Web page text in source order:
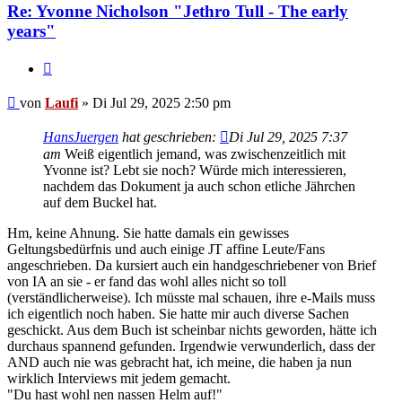
Re: Yvonne Nicholson "Jethro Tull - The early
years"
Beitrag
von Laufi » Di Jul 29, 2025 2:50 pm
HansJuergen hat geschrieben:
Di Jul 29, 2025 7:37
am Weiß eigentlich jemand, was zwischenzeitlich mit
Yvonne ist? Lebt sie noch? Würde mich interessieren,
nachdem das Dokument ja auch schon etliche Jährchen
auf dem Buckel hat.
Hm, keine Ahnung. Sie hatte damals ein gewisses
Geltungsbedürfnis und auch einige JT affine Leute/Fans
angeschrieben. Da kursiert auch ein handgeschriebener von Brief
von IA an sie - er fand das wohl alles nicht so toll
(verständlicherweise). Ich müsste mal schauen, ihre e-Mails muss
ich eigentlich noch haben. Sie hatte mir auch diverse Sachen
geschickt. Aus dem Buch ist scheinbar nichts geworden, hätte ich
durchaus spannend gefunden. Irgendwie verwunderlich, dass der
AND auch nie was gebracht hat, ich meine, die haben ja nun
wirklich Interviews mit jedem gemacht.
"Du hast wohl nen nassen Helm auf!"